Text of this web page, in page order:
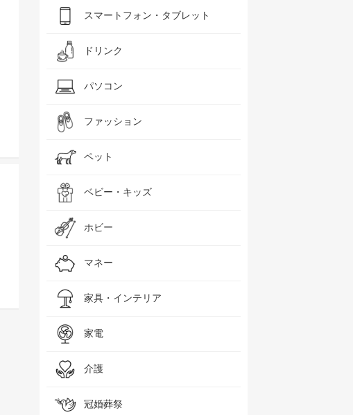
レモン 麻布十番シリーズ
ーツレモン の パスタ ソース 160g レトルト NISHIKIYA KITCHEN メーカー在
ランド品
ィオリジナル カニの冷たいパスタソース 140g×5パック 冷製 トマトクリーム
5.0
1270.0
スマートフォン・タブレット
ドリンク
パソコン
ファッション
ペット
ベビー・キッズ
ホビー
マネー
家具・インテリア
家電
介護
冠婚葬祭